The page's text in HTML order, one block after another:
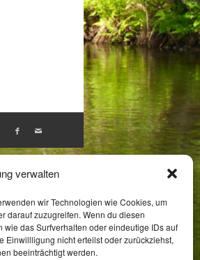
verwalten
wir Technologien wie Cookies, um
darauf zuzugreifen. Wenn du diesen
das Surfverhalten oder eindeutige IDs auf
Einwillligung nicht erteilst oder zurückziehst,
beeinträchtigt werden.